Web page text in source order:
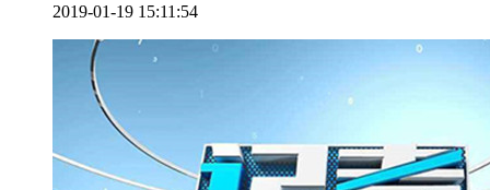
2019-01-19 15:11:54